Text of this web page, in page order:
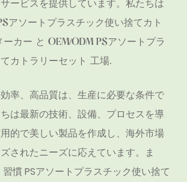
ービスを提供しています。私たちは
アソートプラスチック使い捨てカト
ーカー とOEM/ODM PSアソートプラ
カトラリーセット 工場.
率、高品質は、生産に必要な条件で
は最新の技術、設備、プロセスを導
的で美しい製品を作成し、海外市場
されたニーズに応えています。ま
習慣 PSアソートプラスチック使い捨て